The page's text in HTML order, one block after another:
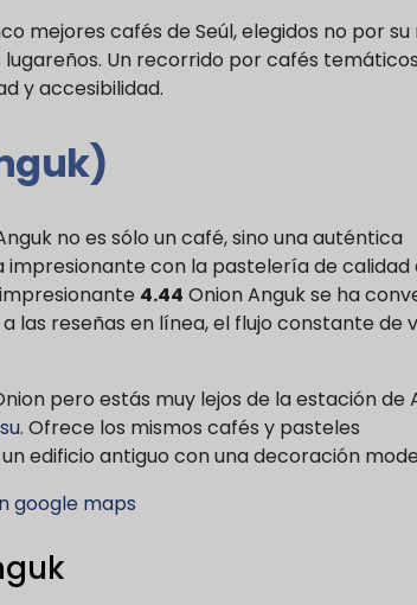
mejores cafés de Seúl, elegidos no por
Un recorrido por cafés
y accesibilidad.
no es sólo un café, sino una auténtica
con la pastelería de calidad
4.44 Onion Anguk se ha
las reseñas en línea, el flujo constante de
pero estás muy lejos de la estación de
Ofrece los mismos cafés y pasteles
edificio antiguo con una decoración
google maps